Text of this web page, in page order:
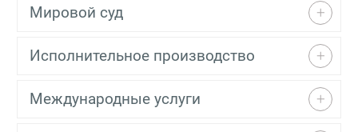
Мировой суд
Исполнительное производство
Международные услуги